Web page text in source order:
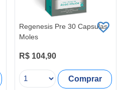
Regenesis Pre 30 Capsulas
Moles
R$ 104,90
Comprar